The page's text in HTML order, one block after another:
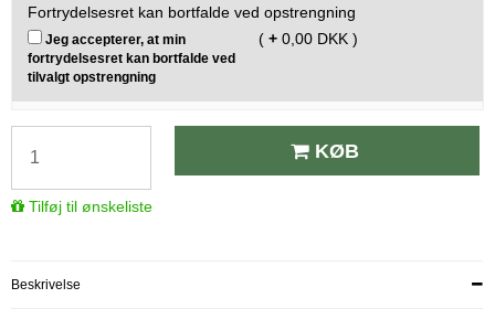
Fortrydelsesret kan bortfalde ved opstrengning
fortrydelsesret kan bortfalde ved
tilvalgt opstrengning
( + 0,00 DKK )
KØB
Tilføj til ønskeliste
Beskrivelse